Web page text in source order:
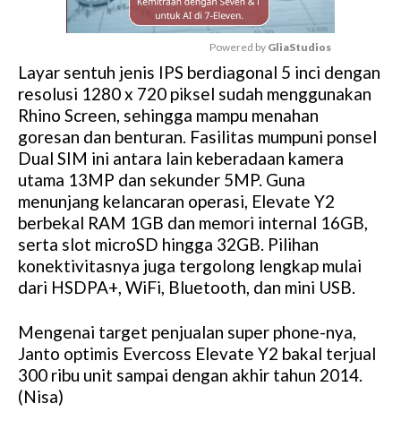
M
u
t
e
Powered by GliaStudios
Layar sentuh jenis IPS berdiagonal 5 inci dengan
resolusi 1280 x 720 piksel sudah menggunakan
Rhino Screen, sehingga mampu menahan
goresan dan benturan. Fasilitas mumpuni ponsel
Dual SIM ini antara lain keberadaan kamera
utama 13MP dan sekunder 5MP. Guna
menunjang kelancaran operasi, Elevate Y2
berbekal RAM 1GB dan memori internal 16GB,
serta slot microSD hingga 32GB. Pilihan
konektivitasnya juga tergolong lengkap mulai
dari HSDPA+, WiFi, Bluetooth, dan mini USB.
Mengenai target penjualan super phone-nya,
Janto optimis Evercoss Elevate Y2 bakal terjual
300 ribu unit sampai dengan akhir tahun 2014.
(Nisa)